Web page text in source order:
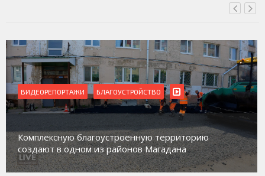
ВИДЕОРЕПОРТАЖИ
Магадан присоединился к пилотному проекту по
работе с несовершеннолетними из групп
социального риска «Переправа»